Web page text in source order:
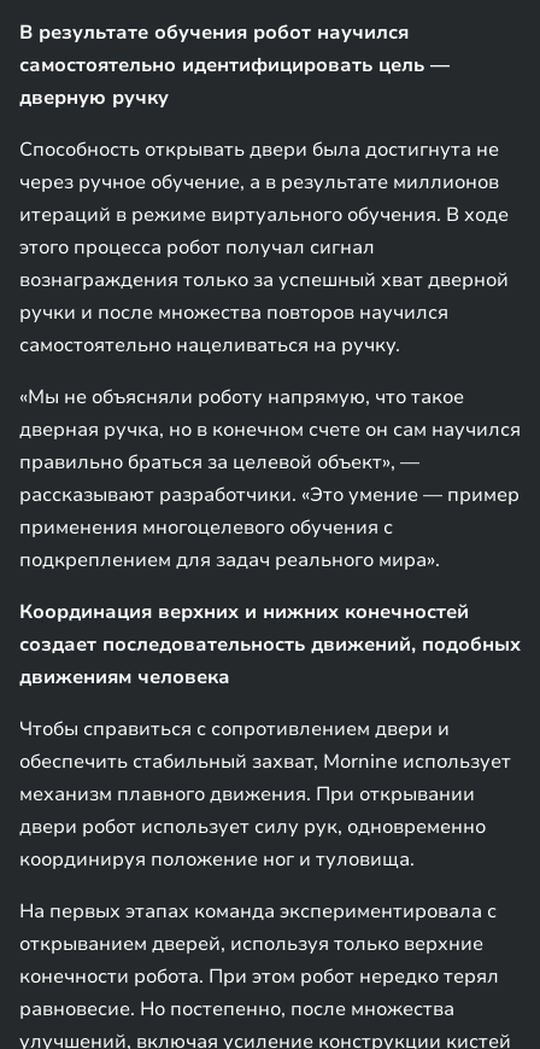
В результате обучения робот научился
самостоятельно идентифицировать цель —
дверную ручку
Способность открывать двери была достигнута не
через ручное обучение, а в результате миллионов
итераций в режиме виртуального обучения. В ходе
этого процесса робот получал сигнал
вознаграждения только за успешный хват дверной
ручки и после множества повторов научился
самостоятельно нацеливаться на ручку.
«Мы не объясняли роботу напрямую, что такое
дверная ручка, но в конечном счете он сам научился
правильно браться за целевой объект», —
рассказывают разработчики. «Это умение — пример
применения многоцелевого обучения с
подкреплением для задач реального мира».
Координация верхних и нижних конечностей
создает последовательность движений, подобных
движениям человека
Чтобы справиться с сопротивлением двери и
обеспечить стабильный захват, Mornine использует
механизм плавного движения. При открывании
двери робот использует силу рук, одновременно
координируя положение ног и туловища.
На первых этапах команда экспериментировала с
открыванием дверей, используя только верхние
конечности робота. При этом робот нередко терял
равновесие. Но постепенно, после множества
улучшений, включая усиление конструкции кистей